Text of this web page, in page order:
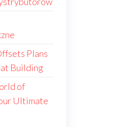
Plans
Building
of
Ultimate